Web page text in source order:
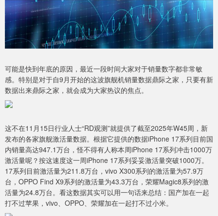
可能是快到年底的原因，最近一段时间大家对于销量数字都非常敏
感。特别是对于自9月开始的这波旗舰机销量数据鼎际之家，只要有新
数据出来鼎际之家，就会成为大家热议的焦点。
这不在11月15日行业人士“RD观测”就提供了截至2025年W45周，新
发布的各家旗舰激活量数据。根据它提供的数据iPhone 17系列目前国
内销量高达947.1万台，怪不得有人称本周iPhone 17系列冲击1000万
激活量呢？按这速度这一周iPhone 17系列妥妥激活量突破1000万。
17系列目前激活量为211.8万台，vivo X300系列的激活量为57.9万
台，OPPO Find X9系列的激活量为43.3万台，荣耀Magic8系列的激
活量为24.8万台。看这数据其实可以用一句话来总结：国产加在一起
打不过苹果，vivo、OPPO、荣耀加在一起打不过小米。